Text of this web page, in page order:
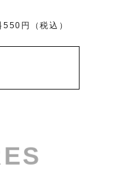
550円（税込）